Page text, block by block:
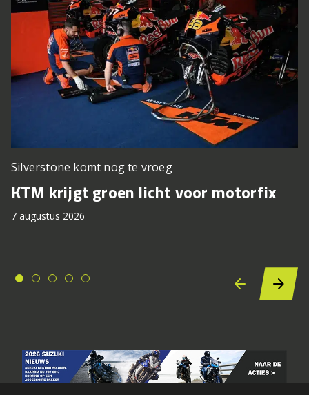
Silverstone komt nog te vroeg
KTM krijgt groen licht voor motorfix
7 augustus 2026